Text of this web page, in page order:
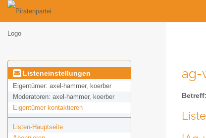
Listeneinstellungen
Eigentümer: axel-hammer, koerber
Moderatoren: axel-hammer, koerber
Eigentümer kontaktieren
Listen-Hauptseite
ag-
Betreff: